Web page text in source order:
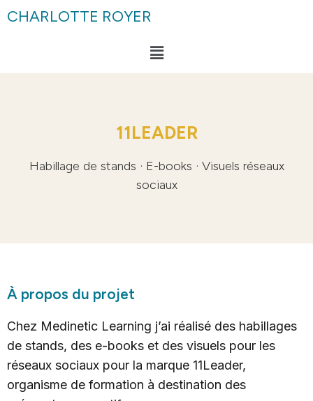
CHARLOTTE ROYER
11LEADER
Habillage de stands · E-books · Visuels réseaux
sociaux
À propos du projet
Chez Medinetic Learning j’ai réalisé des habillages
de stands, des e-books et des visuels pour les
réseaux sociaux pour la marque 11Leader,
organisme de formation à destination des